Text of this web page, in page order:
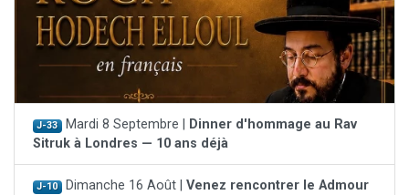
J-33 Mardi 8 Septembre | Dinner d'hommage au Rav
Sitruk à Londres — 10 ans déjà
J-10 Dimanche 16 Août | Venez rencontrer le Admour